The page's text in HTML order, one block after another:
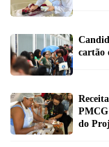
cartão
do